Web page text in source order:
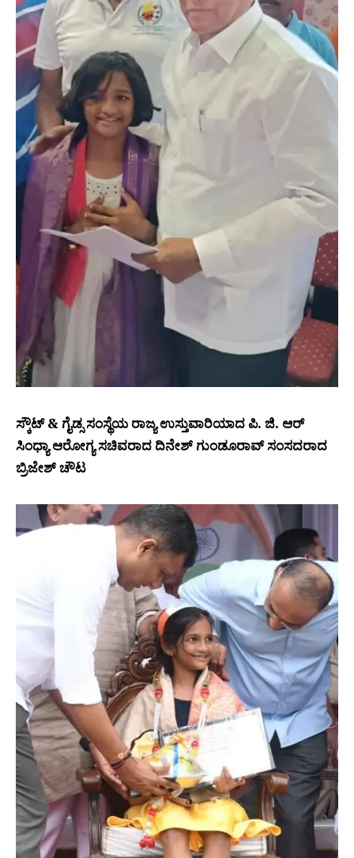
ಸ್ಕೌಟ್ & ಗೈಡ್ಸ ಸಂಸ್ಥೆಯ ರಾಜ್ಯ ಉಸ್ತುವಾರಿಯಾದ ಪಿ. ಜಿ. ಆರ್
ಸಿಂಧ್ಯಾ ಆರೋಗ್ಯ ಸಚಿವರಾದ ದಿನೇಶ್ ಗುಂಡೂರಾವ್ ಸಂಸದರಾದ
ಬ್ರಿಜೇಶ್ ಚೌಟ